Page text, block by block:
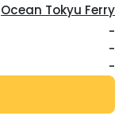
Ocean Tokyu Ferry
-
-
-